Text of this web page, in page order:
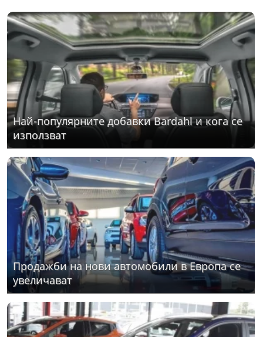
Най-популярните добавки Bardahl и кога се
използват
Продажби на нови автомобили в Европа се
увеличават